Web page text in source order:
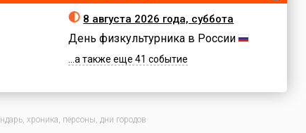
8 августа 2026 года, суббота
День физкультурника в России
...а также еще 41 событие
хроника, персоны, дни городов